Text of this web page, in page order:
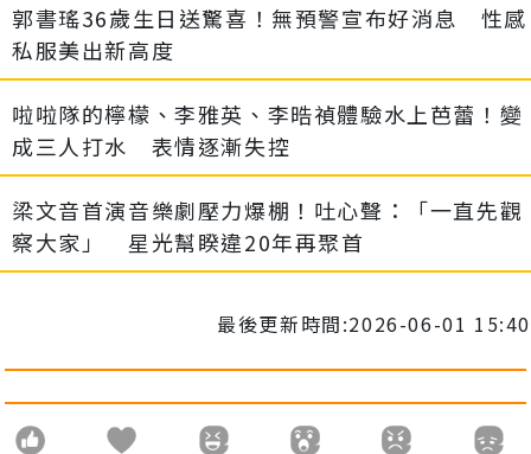
郭書瑤36歲生日送驚喜！無預警宣布好消息 性感
私服美出新高度
啦啦隊的檸檬、李雅英、李晧禎體驗水上芭蕾！變
成三人打水 表情逐漸失控
梁文音首演音樂劇壓力爆棚！吐心聲：「一直先觀
察大家」 星光幫睽違20年再聚首
最後更新時間:2026-06-01 15:40